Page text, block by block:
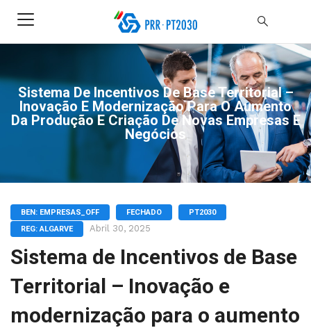
Sistema De Incentivos De Base Territorial –
Inovação E Modernização Para O Aumento
Da Produção E Criação De Novas Empresas E
Negócios
BEN: EMPRESAS_OFF FECHADO
PT2030
REG: ALGARVE
Abril 30, 2025
Sistema de Incentivos de Base
Territorial – Inovação e
modernização para o aumento